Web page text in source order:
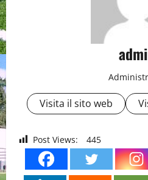
Visita il sito web
Post Views: 445